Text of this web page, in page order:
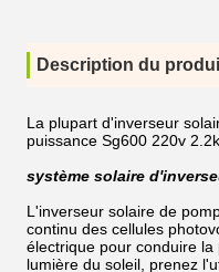
Description du
La plupart d'inverseur
puissance Sg600 220v
système solaire
L'inverseur solaire de
continu des cellules
électrique pour conduire
lumière du soleil, prenez